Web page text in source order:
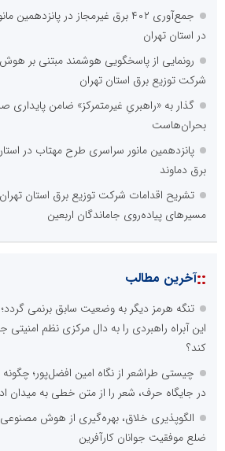
جمع‌آوری ۴۰۲ برق غیرمجاز در
در استان تهران
شرکت توزیع برق استان تهران
گذار به «راهبریِ غیرمتمرکز» ضامن پایداری
بحران‌هاست
پانزدهمین مانور سراسری طرح مهتاب در
برق دماوند
تشریح اقدامات شرکت توزیع برق استان
مسیرهای پیاده‌روی جاماندگان اربعین
::آخرین مطالب
تنگه هرمز دیگر به وضعیت سابق برنمی
این آبراه راهبردی را به دال مرکزی نظم
کند؟
چیستی طراشعر از نگاه امین افضل‌پور؛ چگونه
در جایگاه حرف، شعر را از متن خطی به میدان
الگوپذیری خلاق، بهره‌گیری از هوش
ضلع موفقیت جوانان کارآفرین